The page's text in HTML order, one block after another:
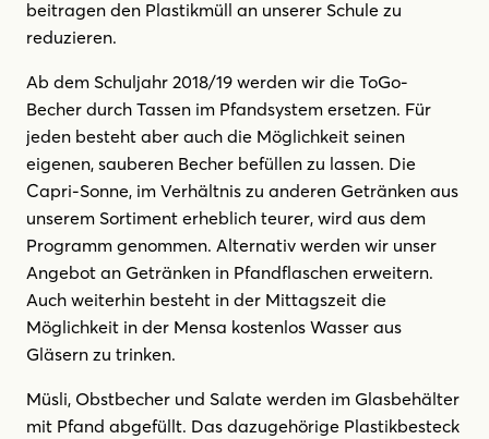
beitragen den Plastikmüll an unserer Schule zu
reduzieren.
Ab dem Schuljahr 2018/19 werden wir die ToGo-
Becher durch Tassen im Pfandsystem ersetzen. Für
jeden besteht aber auch die Möglichkeit seinen
eigenen, sauberen Becher befüllen zu lassen. Die
Capri-Sonne, im Verhältnis zu anderen Getränken aus
unserem Sortiment erheblich teurer, wird aus dem
Programm genommen. Alternativ werden wir unser
Angebot an Getränken in Pfandflaschen erweitern.
Auch weiterhin besteht in der Mittagszeit die
Möglichkeit in der Mensa kostenlos Wasser aus
Gläsern zu trinken.
Müsli, Obstbecher und Salate werden im Glasbehälter
mit Pfand abgefüllt. Das dazugehörige Plastikbesteck